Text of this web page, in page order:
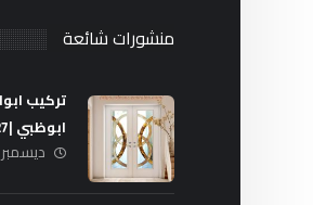
منشورات شائعة
تركيب
ابوظبي |0521606327
ديسمبر ١٦, ٢٠٢٤